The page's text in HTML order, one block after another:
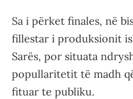
Sa i përket finales, në
fillestar i produksionit
Sarës, por situata
popullaritetit të madh
fituar te publiku.